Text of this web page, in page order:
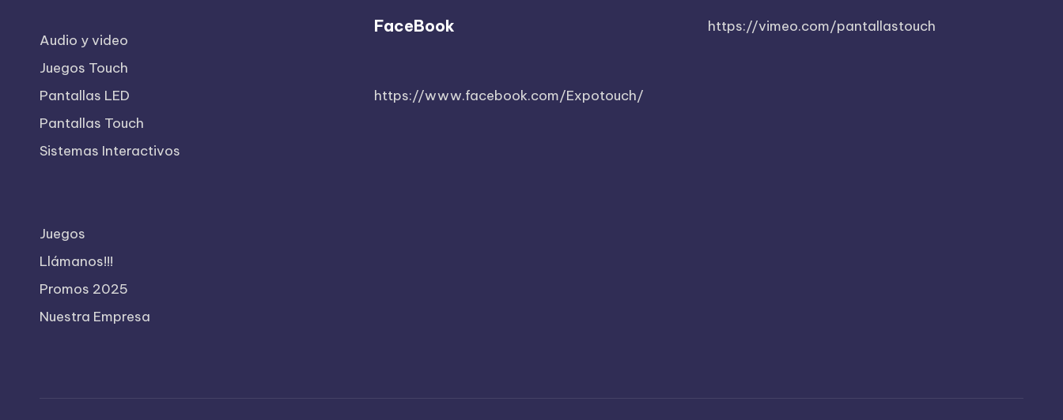
Audio y video
Juegos Touch
Pantallas LED
Pantallas Touch
Sistemas Interactivos
Juegos
Llámanos!!!
Promos 2025
Nuestra Empresa
FaceBook
https://www.facebook.com/Expotouch/
https://vimeo.com/pantallastouch